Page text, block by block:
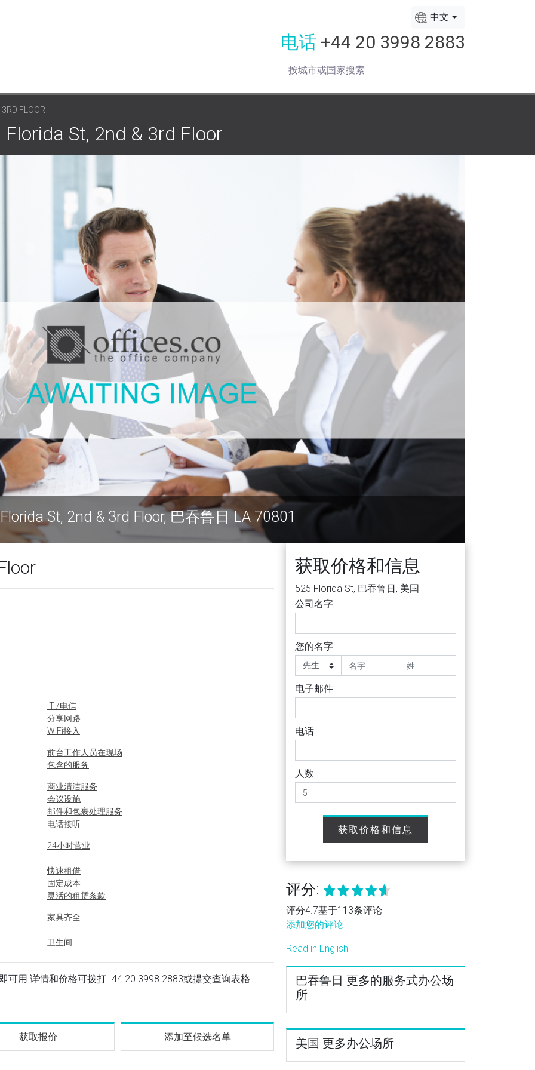
中文
电话 +44 20 3998 2883
FLOOR
St, 2nd & 3rd Floor
St, 2nd & 3rd Floor, 巴吞鲁日 LA 70801
IT /电信
分享网路
WiFi接入
前台工作人员在现场
包含的服务
商业清洁服务
会议设施
邮件和包裹处理服务
电话接听
24小时营业
快速租借
固定成本
灵活的租赁条款
家具齐全
卫生间
可用.详情和价格可拨打+44 20 3998 2883或提交查询表格.
获取报价 添加至候选名单
获取价格和信息
525 Florida St, 巴吞鲁日, 美国
公司名字
您的名字
电子邮件
电话
人数
获取价格和信息
评分:
评分4.7基于113条评论
添加您的评论
Read in English
巴吞鲁日 更多的服务式办公场
所
美国 更多办公场所